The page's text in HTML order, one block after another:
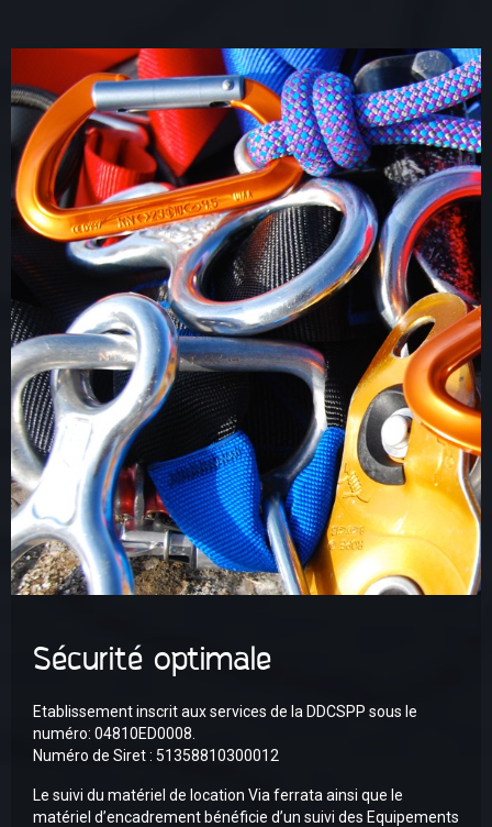
Sécurité optimale
Etablissement inscrit aux services de la DDCSPP sous le
numéro: 04810ED0008.
Numéro de Siret : 51358810300012
Le suivi du matériel de location Via ferrata ainsi que le
matériel d’encadrement bénéficie d’un suivi des Equipements